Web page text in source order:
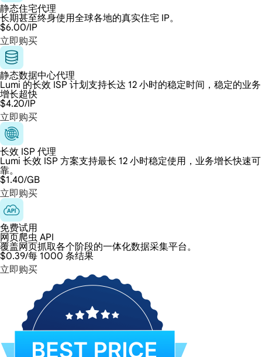
静态住宅代理
长期甚至终身使用全球各地的真实住宅 IP。
$6.00/IP
立即购买
静态数据中心代理
Lumi 的长效 ISP 计划支持长达 12 小时的稳定时间，稳定的业务
增长超快
$4.20/IP
立即购买
长效 ISP 代理
Lumi 长效 ISP 方案支持最长 12 小时稳定使用，业务增长快速可
靠。
$1.40/GB
立即购买
免费试用
网页爬虫 API
覆盖网页抓取各个阶段的一体化数据采集平台。
$0.39/每 1000 条结果
立即购买